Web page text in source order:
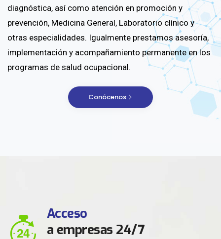
diagnóstica, así como atención en promoción y
prevención, Medicina General, Laboratorio clínico y
otras especialidades. Igualmente prestamos asesoría,
implementación y acompañamiento permanente en los
programas de salud ocupacional.
Conócenos
Acceso
a empresas 24/7